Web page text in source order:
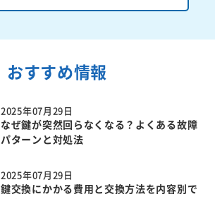
おすすめ情報
2025年07月29日
なぜ鍵が突然回らなくなる？よくある故障
パターンと対処法
2025年07月29日
鍵交換にかかる費用と交換方法を内容別で